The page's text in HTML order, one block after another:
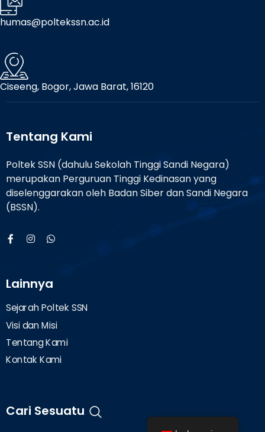
humas@poltekssn.ac.id
Ciseeng, Bogor, Jawa Barat, 16120
Tentang Kami
Poltek SSN (dahulu Sekolah Tinggi Sandi Negara)
merupakan Perguruan Tinggi Kedinasan yang
diselenggarakan oleh Badan Siber dan Sandi Negara
(BSSN).
Lainnya
Sejarah Poltek SSN
Visi dan Misi
Tentang Kami
Kontak Kami
Cari Sesuatu